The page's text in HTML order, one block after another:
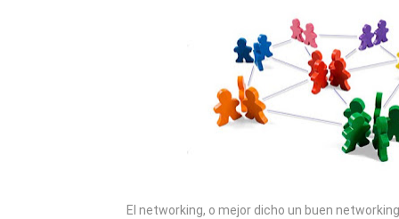
El networking, o mejor dicho un buen